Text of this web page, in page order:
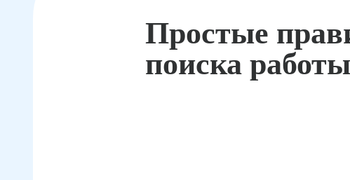
Простые
поиска работы